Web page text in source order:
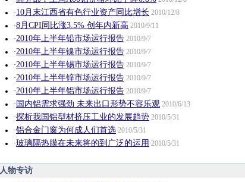
·10月末江西省有色行业资产同比增长 2010/12/8
·8月CPI同比涨3.5% 创年内新高 2010/9/11
·2010年上半年铅市场运行报告 2010/9/7
·2010年上半年镍市场运行报告 2010/9/7
·2010年上半年锡市场运行报告 2010/9/7
·2010年上半年锌市场运行报告 2010/9/7
·2010年上半年铝市场运行报告 2010/9/7
· 国内铝需求强劲 未来出口形势不容乐观 2010/6/13
·探析我国铝型材挤压工业的发展趋势 2010/5/31
·铝合金门窗为何成人们首选 2010/5/31
·玻璃隔热膜在未来将的到广泛的运用 2010/5/31
人物专访